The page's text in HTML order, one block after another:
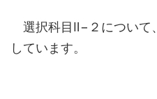
選択科目Ⅱ−２について
しています。